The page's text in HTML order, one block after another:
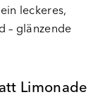
leckeres,
– glänzende
Limonade